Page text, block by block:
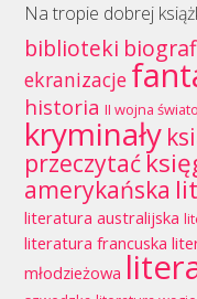
Na tropie dobrej
biblioteki
ekranizacje
historia II wojna
kryminały
przeczytać
amerykańska
literatura australijska
literatura francuska
młodzieżowa